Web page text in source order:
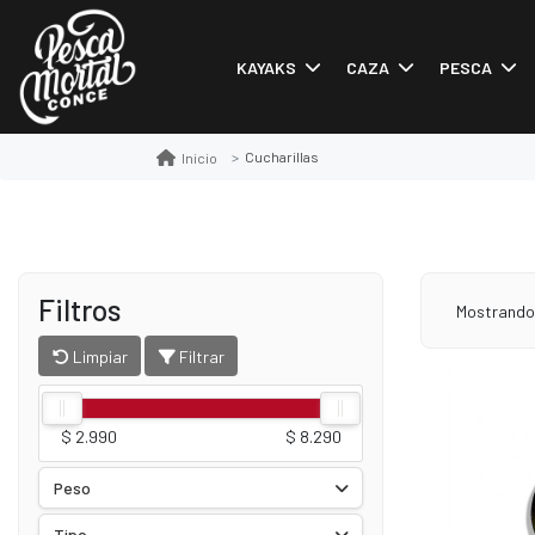
KAYAKS CAZA PESCA
Inicio Cucharillas
Filtros
Limpiar Filtrar
$ 2.990 $ 8.290
Peso
Mostrando